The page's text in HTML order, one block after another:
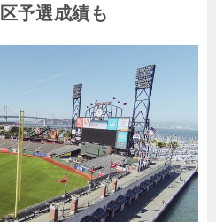
予選成績も